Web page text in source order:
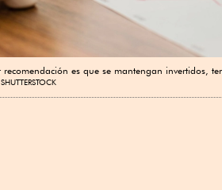
recomendación es que se mantengan invertidos,